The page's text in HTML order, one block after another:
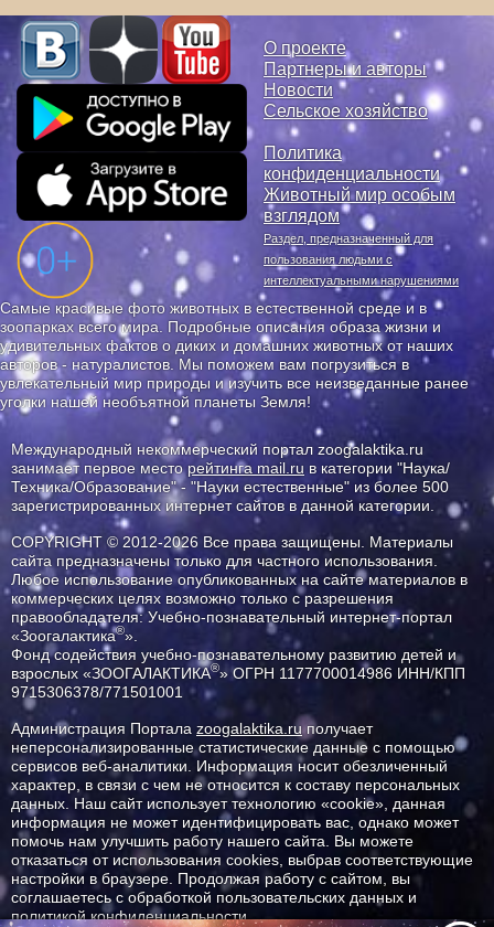
О проекте
Партнеры и авторы
Новости
Сельское хозяйство
Политика
конфиденциальности
Животный мир особым
взглядом
Раздел, предназначенный для
пользования людьми с
интеллектуальными нарушениями
Самые красивые фото животных в естественной среде и в
зоопарках всего мира. Подробные описания образа жизни и
удивительных фактов о диких и домашних животных от наших
авторов - натуралистов. Мы поможем вам погрузиться в
увлекательный мир природы и изучить все неизведанные ранее
уголки нашей необъятной планеты Земля!
Международный некоммерческий портал zoogalaktika.ru
занимает первое месторейтинга mail.ru в категории "Наука/
Техника/Образование" - "Науки естественные" из более 500
зарегистрированных интернет сайтов в данной категории.
COPYRIGHT © 2012-2026 Все права защищены. Материалы
сайта предназначены только для частного использования.
Любое использование опубликованных на сайте материалов в
коммерческих целях возможно только с разрешения
правообладателя: Учебно-познавательный интернет-портал
«Зоогалактика®».
Фонд содействия учебно-познавательному развитию детей и
взрослых «ЗООГАЛАКТИКА®» ОГРН 1177700014986 ИНН/КПП
9715306378/771501001
Администрация Портала zoogalaktika.ruполучает
неперсонализированные статистические данные с помощью
сервисов веб-аналитики. Информация носит обезличенный
характер, в связи с чем не относится к составу персональных
данных. Наш сайт использует технологию «cookie», данная
информация не может идентифицировать вас, однако может
помочь нам улучшить работу нашего сайта. Вы можете
отказаться от использования cookies, выбрав соответствующие
настройки в браузере. Продолжая работу с сайтом, вы
соглашаетесь с обработкой пользовательских данных и
политикой конфиденциальности.